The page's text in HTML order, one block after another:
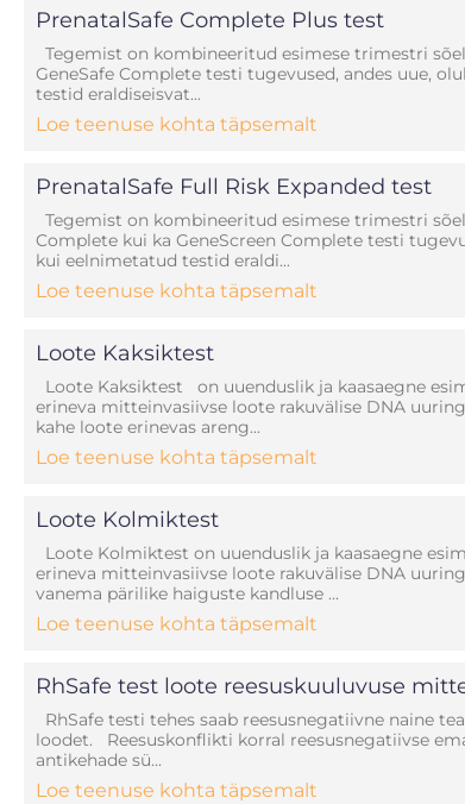
PrenatalSafe Complete Plus test
Tegemist on kombineeritud esimese trimestri
GeneSafe Complete testi tugevused, andes uue,
testid eraldiseisvat...
Loe teenuse kohta täpsemalt
PrenatalSafe Full Risk Expanded test
Tegemist on kombineeritud esimese trimestri
Complete kui ka GeneScreen Complete testi
kui eelnimetatud testid eraldi...
Loe teenuse kohta täpsemalt
Loote Kaksiktest
Loote Kaksiktest on uuenduslik ja kaasaegne
erineva mitteinvasiivse loote rakuvälise DNA
kahe loote erinevas areng...
Loe teenuse kohta täpsemalt
Loote Kolmiktest
Loote Kolmiktest on uuenduslik ja kaasaegne
erineva mitteinvasiivse loote rakuvälise DNA
vanema pärilike haiguste kandluse ...
Loe teenuse kohta täpsemalt
RhSafe test loote reesuskuuluvuse
RhSafe testi tehes saab reesusnegatiivne naine
loodet. Reesuskonflikti korral reesusnegatiivse
antikehade sü...
Loe teenuse kohta täpsemalt